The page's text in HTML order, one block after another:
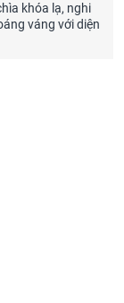
khóa lạ, nghi
váng với diện